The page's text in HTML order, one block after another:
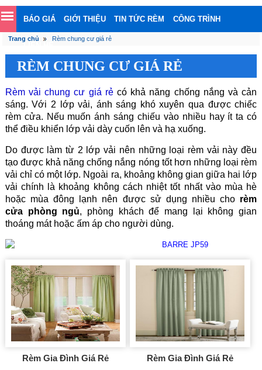
BÁO GIÁ GIỚI THIỆU TIN TỨC RÈM CÔNG TRÌNH
Trang chủ Rèm chung cư giá rẻ
RÈM CHUNG CƯ GIÁ RẺ
Rèm vải chung cư giá rẻcó khả năng chống nắng và cản
sáng. Với 2 lớp vải, ánh sáng khó xuyên qua được chiếc
rèm cửa. Nếu muốn ánh sáng chiếu vào nhiều hay ít ta có
thể điều khiển lớp vải dày cuốn lên và hạ xuống.
Do được làm từ 2 lớp vải nên những loại rèm vải này đều
tạo được khả năng chống nắng nóng tốt hơn những loại rèm
vải chỉ có một lớp. Ngoài ra, khoảng không gian giữa hai lớp
vải chính là khoảng không cách nhiệt tốt nhất vào mùa hè
hoặc mùa đông lạnh nên được sử dụng nhiều cho rèm
cửa phòng ngủ, phòng khách để mang lại không gian
thoáng mát hoặc ấm áp cho người dùng.
Rèm Gia Đình Giá Rẻ Rèm Gia Đình Giá Rẻ